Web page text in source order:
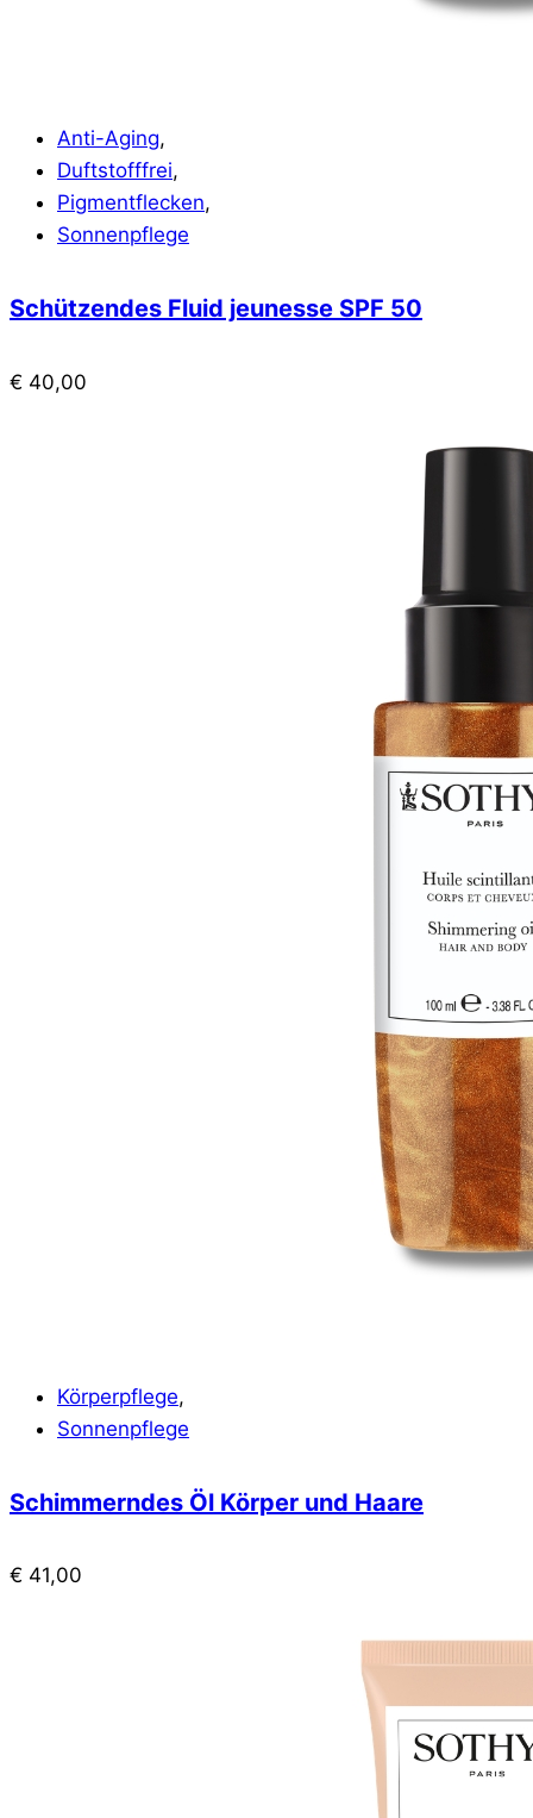
Anti-Aging,
Duftstofffrei,
Pigmentflecken,
Sonnenpflege
Schützendes Fluid jeunesse SPF 50
€ 40,00
Körperpflege,
Sonnenpflege
Schimmerndes Öl Körper und Haare
€ 41,00